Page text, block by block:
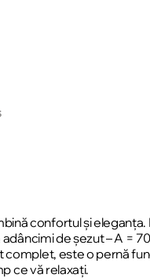
confortul și
de șezut – A =
este o pernă
ce vă relaxați.